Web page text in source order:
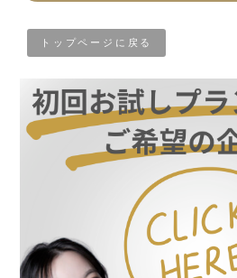
トップページに戻る